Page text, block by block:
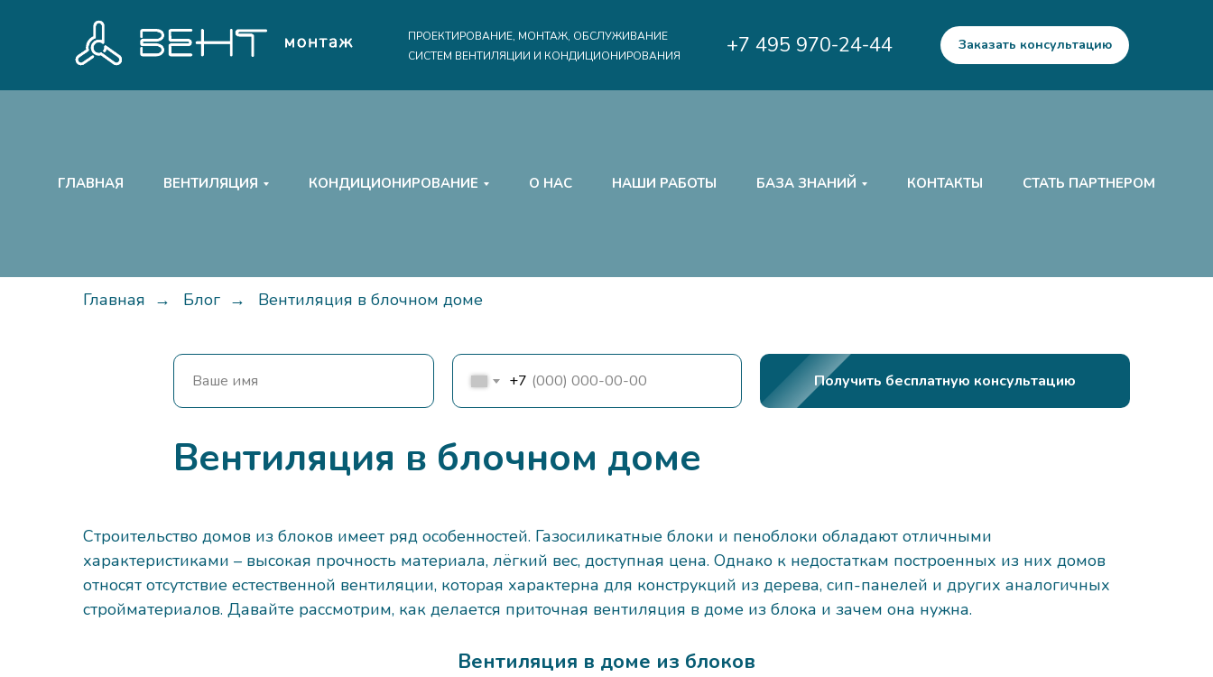
ПРОЕКТИРОВАНИЕ, МОНТАЖ, ОБСЛУЖИВАНИЕ
СИСТЕМ ВЕНТИЛЯЦИИ И КОНДИЦИОНИРОВАНИЯ
+7 495 970-24-44 Заказать консультацию
ГЛАВНАЯ ВЕНТИЛЯЦИЯ КОНДИЦИОНИРОВАНИЕ О НАС НАШИ РАБОТЫ БАЗА ЗНАНИЙ КОНТАКТЫ СТАТЬ ПАРТНЕРОМ
Главная → Блог → Вентиляция в блочном доме
+7 Получить бесплатную консультацию
Вентиляция в блочном доме
Строительство домов из блоков имеет ряд особенностей. Газосиликатные блоки и пеноблоки обладают отличными
характеристиками – высокая прочность материала, лёгкий вес, доступная цена. Однако к недостаткам построенных из них домов
относят отсутствие естественной вентиляции, которая характерна для конструкций из дерева, сип-панелей и других аналогичных
стройматериалов. Давайте рассмотрим, как делается приточная вентиляция в доме из блока и зачем она нужна.
Вентиляция в доме из блоков